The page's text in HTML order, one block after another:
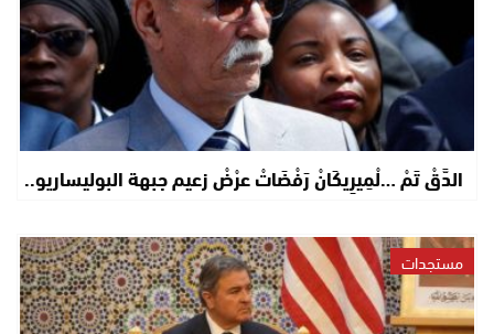
الدَّقْ تَمْ …لْمِيرِيكَانْ رَفْضَاتْ عرْضْ زعيم جبهة البوليساريو..
مستجدات